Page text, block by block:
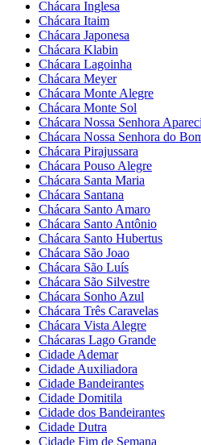
Chácara Inglesa
Chácara Itaim
Chácara Japonesa
Chácara Klabin
Chácara Lagoinha
Chácara Meyer
Chácara Monte Alegre
Chácara Monte Sol
Chácara Nossa Senhora
Chácara Nossa Senhora do
Chácara Pirajussara
Chácara Pouso Alegre
Chácara Santa Maria
Chácara Santana
Chácara Santo Amaro
Chácara Santo Antônio
Chácara Santo Hubertus
Chácara São Joao
Chácara São Luís
Chácara São Silvestre
Chácara Sonho Azul
Chácara Três Caravelas
Chácara Vista Alegre
Chácaras Lago Grande
Cidade Ademar
Cidade Auxiliadora
Cidade Bandeirantes
Cidade Domitila
Cidade dos Bandeirantes
Cidade Dutra
Cidade Fim de Semana